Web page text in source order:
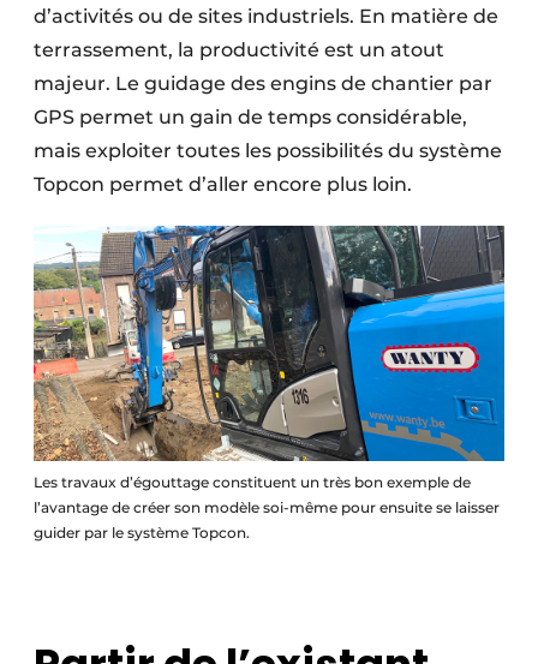
Sécurité incendie
Software
Techniques ferroviaires
Travaux ferroviaires
d’activités ou de sites industriels. En matière de
terrassement, la productivité est un atout
majeur. Le guidage des engins de chantier par
GPS permet un gain de temps considérable,
mais exploiter toutes les possibilités du système
Topcon permet d’aller encore plus loin.
Les travaux d’égouttage constituent un très bon exemple de
l’avantage de créer son modèle soi-même pour ensuite se laisser
guider par le système Topcon.